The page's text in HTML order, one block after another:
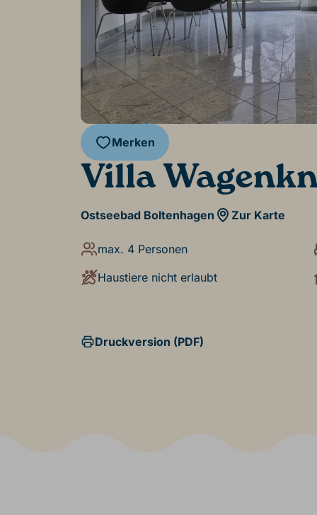
Merken
Villa
Ostseebad Boltenhagen Zur Karte
max. 4 Personen
Haustiere nicht erlaubt
Druckversion (PDF)